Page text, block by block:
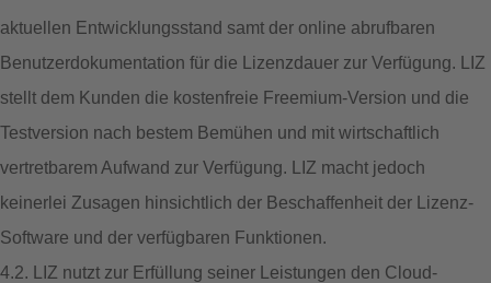
aktuellen Entwicklungsstand samt der online abrufbaren
Benutzerdokumentation für die Lizenzdauer zur Verfügung. LIZ
stellt dem Kunden die kostenfreie Freemium-Version und die
Testversion nach bestem Bemühen und mit wirtschaftlich
vertretbarem Aufwand zur Verfügung. LIZ macht jedoch
keinerlei Zusagen hinsichtlich der Beschaffenheit der Lizenz-
Software und der verfügbaren Funktionen.
4.2. LIZ nutzt zur Erfüllung seiner Leistungen den Cloud-